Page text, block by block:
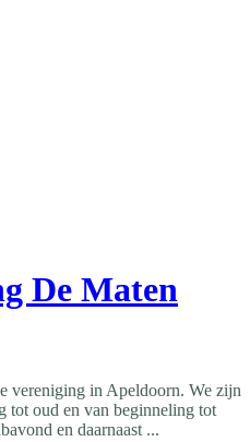
De Maten
vereniging in Apeldoorn. We zijn
tot oud en van beginneling tot
en daarnaast ...